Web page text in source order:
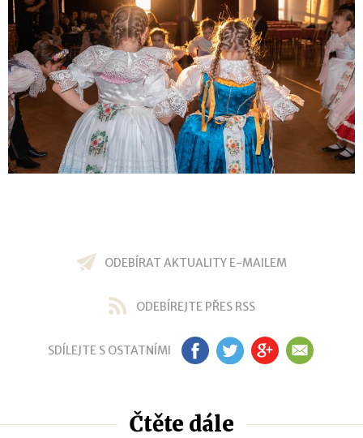
ODEBÍRAT AKTUALITY E-MAILEM
ODEBÍREJTE PŘES RSS
SDÍLEJTE S OSTATNÍMI FB TW GP EM
Čtěte dále